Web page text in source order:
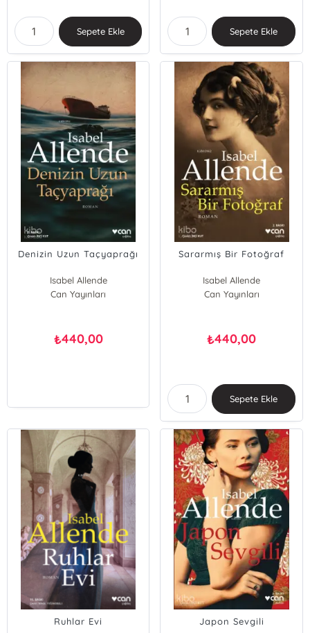
Sepete Ekle Sepete Ekle
Denizin Uzun Taçyaprağı
Isabel Allende
Can Yayınları
₺440,00
Sararmış Bir Fotoğraf
Isabel Allende
Can Yayınları
₺440,00
Sepete Ekle
Ruhlar Evi Japon Sevgili